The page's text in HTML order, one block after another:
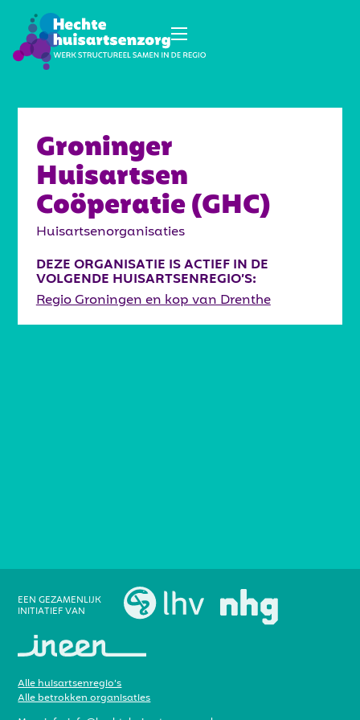
Groninger
Huisartsen
Coöperatie (GHC)
Huisartsenorganisaties
DEZE ORGANISATIE IS ACTIEF IN DE
VOLGENDE HUISARTSENREGIO’S:
Regio Groningen en kop van Drenthe
EEN GEZAMENLIJK
INITIATIEF VAN
Alle huisartsenregio’s
Alle betrokken organisaties